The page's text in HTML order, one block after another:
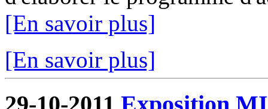
[En savoir plus]
[En savoir plus]